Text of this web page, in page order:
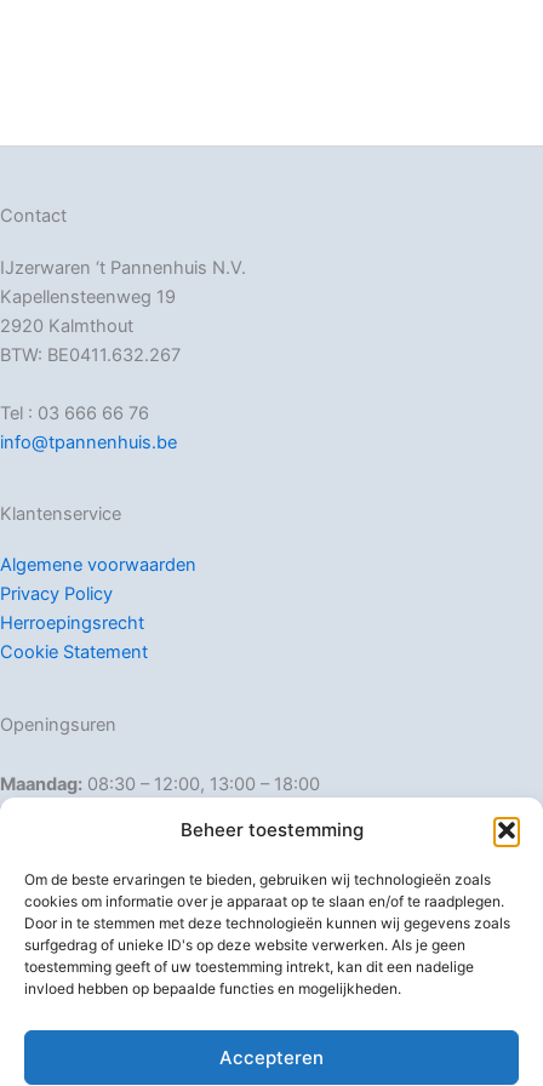
Beheer toestemming
Om de beste ervaringen te bieden, gebruiken wij technologieën zoals
cookies om informatie over je apparaat op te slaan en/of te raadplegen.
Door in te stemmen met deze technologieën kunnen wij gegevens zoals
surfgedrag of unieke ID's op deze website verwerken. Als je geen
toestemming geeft of uw toestemming intrekt, kan dit een nadelige
invloed hebben op bepaalde functies en mogelijkheden.
Accepteren
Contact
IJzerwaren ‘t Pannenhuis N.V.
Kapellensteenweg 19
2920 Kalmthout
BTW: BE0411.632.267
Tel : 03 666 66 76
info@tpannenhuis.be
Klantenservice
Algemene voorwaarden
Privacy Policy
Herroepingsrecht
Cookie Statement
Openingsuren
Maandag: 08:30 – 12:00, 13:00 – 18:00
Dinsdag:
08:30 – 12:00, 13:00 – 18:00
Donderdag: 08:30 – 12:00, 13:00 – 18:00
Vrijdag: 08:30 – 12:00, 13:00 – 18:00
Zaterdag: 08:30 – 16:00
Zondag: Gesloten